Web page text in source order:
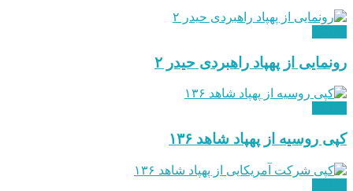
رونمایی از پهپاد راهبردی حیدر ۲
کپی روسیه از پهپاد شاهد ۱۳۶